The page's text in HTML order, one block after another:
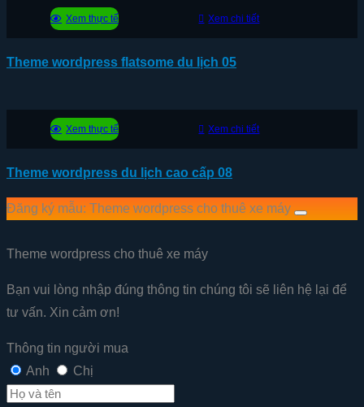
Xem thực tế Xem chi tiết
Theme wordpress flatsome du lịch 05
Xem thực tế Xem chi tiết
Theme wordpress du lịch cao cấp 08
Đăng ký mẫu: Theme wordpress cho thuê xe máy
Theme wordpress cho thuê xe máy
Bạn vui lòng nhập đúng thông tin chúng tôi sẽ liên hệ lại để
tư vấn. Xin cảm ơn!
Thông tin người mua
Anh
Chị